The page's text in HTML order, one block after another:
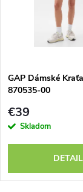
GAP Dámské
870535-00
€39
Skladom
DETAIL